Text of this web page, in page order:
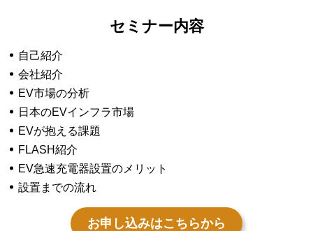
セミナー内容
自己紹介
会社紹介
EV市場の分析
日本のEVインフラ市場
EVが抱える課題
FLASH紹介
EV急速充電器設置のメリット
設置までの流れ
お申し込みはこちらから